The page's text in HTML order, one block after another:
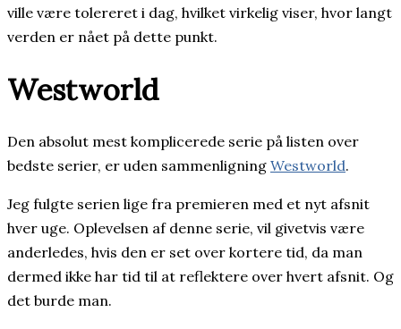
ville være tolereret i dag, hvilket virkelig viser, hvor langt
verden er nået på dette punkt.
Westworld
Den absolut mest komplicerede serie på listen over
bedste serier, er uden sammenligning Westworld.
Jeg fulgte serien lige fra premieren med et nyt afsnit
hver uge. Oplevelsen af denne serie, vil givetvis være
anderledes, hvis den er set over kortere tid, da man
dermed ikke har tid til at reflektere over hvert afsnit. Og
det burde man.